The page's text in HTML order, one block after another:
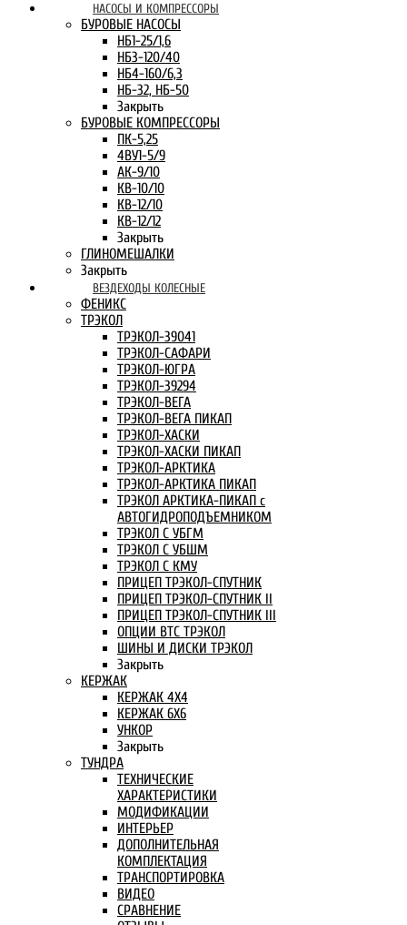
НАСОСЫ И КОМПРЕССОРЫ
БУРОВЫЕ НАСОСЫ
НБ1-25/1,6
НБ3-120/40
НБ4-160/6,3
НБ-32, НБ-50
Закрыть
БУРОВЫЕ КОМПРЕССОРЫ
ПК-5,25
4ВУ1-5/9
АК-9/10
КВ-10/10
КВ-12/10
КВ-12/12
Закрыть
ГЛИНОМЕШАЛКИ
Закрыть
ВЕЗДЕХОДЫ КОЛЕСНЫЕ
ФЕНИКС
ТРЭКОЛ
ТРЭКОЛ-39041
ТРЭКОЛ-САФАРИ
ТРЭКОЛ-ЮГРА
ТРЭКОЛ-39294
ТРЭКОЛ-ВЕГА
ТРЭКОЛ-ВЕГА ПИКАП
ТРЭКОЛ-ХАСКИ
ТРЭКОЛ-ХАСКИ ПИКАП
ТРЭКОЛ-АРКТИКА
ТРЭКОЛ-АРКТИКА ПИКАП
ТРЭКОЛ АРКТИКА-ПИКАП с
АВТОГИДРОПОДЪЕМНИКОМ
ТРЭКОЛ С УБГМ
ТРЭКОЛ С УБШМ
ТРЭКОЛ С КМУ
ПРИЦЕП ТРЭКОЛ-СПУТНИК
ПРИЦЕП ТРЭКОЛ-СПУТНИК II
ПРИЦЕП ТРЭКОЛ-СПУТНИК III
ОПЦИИ ВТС ТРЭКОЛ
ШИНЫ И ДИСКИ ТРЭКОЛ
Закрыть
КЕРЖАК
КЕРЖАК 4Х4
КЕРЖАК 6Х6
УНКОР
Закрыть
ТУНДРА
ТЕХНИЧЕСКИЕ
ХАРАКТЕРИСТИКИ
МОДИФИКАЦИИ
ИНТЕРЬЕР
ДОПОЛНИТЕЛЬНАЯ
КОМПЛЕКТАЦИЯ
ТРАНСПОРТИРОВКА
ВИДЕО
СРАВНЕНИЕ